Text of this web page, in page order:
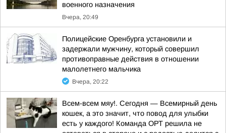
военного назначения
Вчера, 20:49
Полицейские Оренбурга установили и
задержали мужчину, который совершил
противоправные действия в отношении
малолетнего мальчика
Вчера, 20:22
Всем-всем мяу!. Сегодня — Всемирный день
кошек, а это значит, что повод для улыбки
есть у каждого! Команда ОРТ решила не